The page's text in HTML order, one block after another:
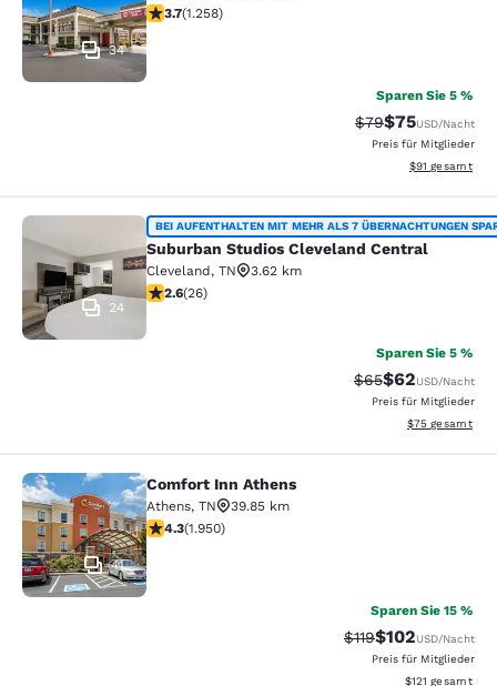
34
3.72-Sterne-Bewertung. Gut. 1258 Bewertungen
3.7(1.258)
Sparen Sie 5 %
$79Vergünstigter
$75USD/Nacht
Preis für Mitglieder
Geschätzte
$91 gesamt
Suburban Studios Cleveland Central
24
BEI AUFENTHALTEN MIT MEHR ALS 7 ÜBERNACHTUNGEN
Suburban Studios Cleveland Central
Cleveland, TN
3.62 km
2.65-Sterne-Bewertung. Mittelmäßig. 26 Bewertungen
2.6(26)
Sparen Sie 5 %
$65Vergünstigter
$62USD/Nacht
Preis für Mitglieder
Geschätzte
$75 gesamt
Comfort Inn Athens
41
Comfort Inn Athens
Athens, TN
39.85 km
4.33-Sterne-Bewertung. Hervorragend. 1950
4.3(1.950)
Sparen Sie 15 %
Durchgestrichener
$119Vergünstigter
$102USD/Nacht
Preis für Mitglieder
Geschätzte
$121 gesamt